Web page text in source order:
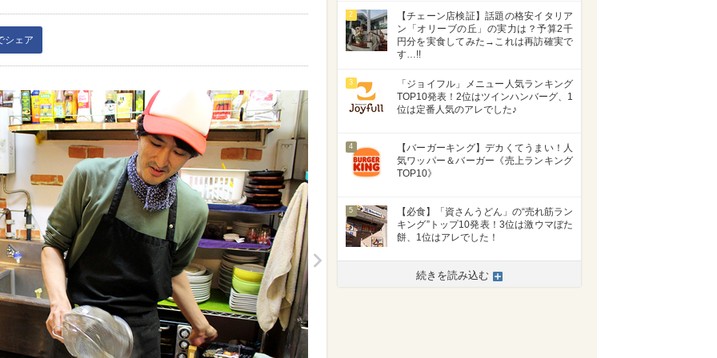
シェア
>
2
【チェーン店検証】話題の格安イタリア
ン「オリーブの丘」の実力は？予算2千
円分を実食してみた→これは再訪確実で
す…!!
3
「ジョイフル」メニュー人気ランキング
TOP10発表！2位はツインハンバーグ、1
位は定番人気のアレでした♪
4
【バーガーキング】デカくてうまい！人
気ワッパー＆バーガー《売上ランキング
TOP10》
5
【必食】「資さんうどん」の“売れ筋ラン
キング”トップ10発表！3位は激ウマぼた
餅、1位はアレでした！
続きを読み込む